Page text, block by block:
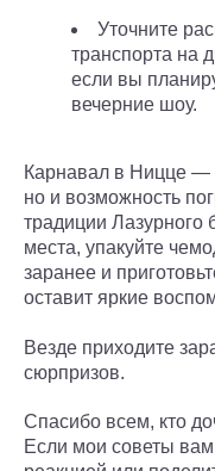
Уточните
транспорта на
если вы
вечерние шоу.
Карнавал в Ницце —
но и возможность
традиции Лазурного
места, упакуйте
заранее и
оставит яркие
Везде приходите
сюрпризов.
Спасибо всем, кто
Если мои советы